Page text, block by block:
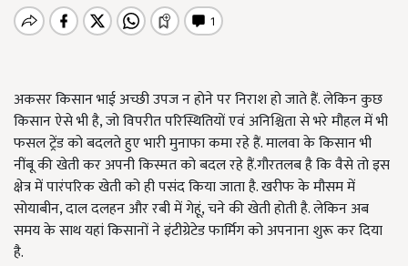
अकसर किसान भाई अच्छी उपज न होने पर निराश हो जाते हैं. लेकिन कुछ
किसान ऐसे भी है, जो विपरीत परिस्थितियों एवं अनिश्चिता से भरे मौहल में भी
फसल ट्रेंड को बदलते हुए भारी मुनाफा कमा रहे हैं. मालवा के किसान भी
नींबू की खेती कर अपनी किस्मत को बदल रहे हैं.गौरतलब है कि वैसे तो इस
क्षेत्र में पारंपरिक खेती को ही पसंद किया जाता है. खरीफ के मौसम में
सोयाबीन, दाल दलहन और रबी में गेहूं, चने की खेती होती है. लेकिन अब
समय के साथ यहां किसानों ने इंटीग्रेटेड फार्मिग को अपनाना शुरू कर दिया
है.